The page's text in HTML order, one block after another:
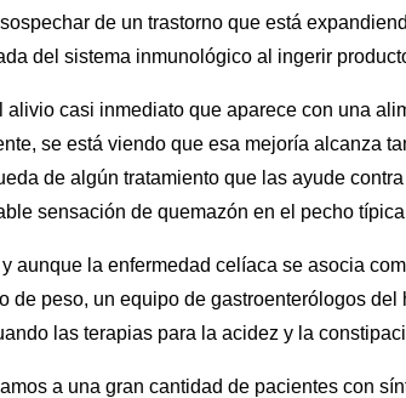
de un trastorno que está
del sistema inmunológico al ingerir
alivio casi inmediato que aparece con una
se está viendo que esa mejoría alcanza
de algún tratamiento que las ayude
sensación de quemazón en el pecho
y aunque la enfermedad celíaca se asocia
de peso, un equipo de gastroenterólogos
las terapias para la acidez y la
a una gran cantidad de pacientes con